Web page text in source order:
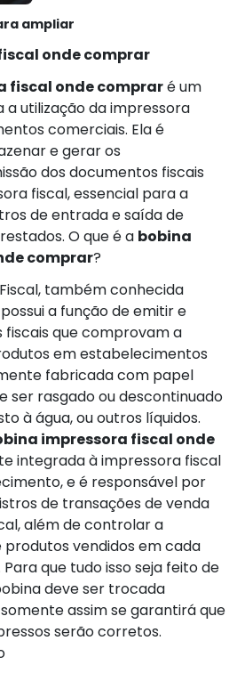
ampliar
onde comprar
fiscal onde compraré um
a utilização da impressora
comerciais. Ela é
e gerar os
dos documentos fiscais
fiscal, essencial para a
de entrada e saída de
O que é a bobina
comprar?
também conhecida
a função de emitir e
que comprovam a
em estabelecimentos
fabricada com papel
ser rasgado ou descontinuado
à água, ou outros líquidos.
impressora fiscal onde
integrada à impressora fiscal
e é responsável por
de transações de venda
além de controlar a
produtos vendidos em cada
que tudo isso seja feito de
deve ser trocada
assim se garantirá que
serão corretos.